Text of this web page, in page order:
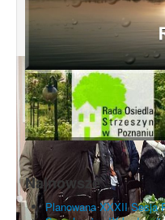
Najnowsze
Planowana XXXII Sesja